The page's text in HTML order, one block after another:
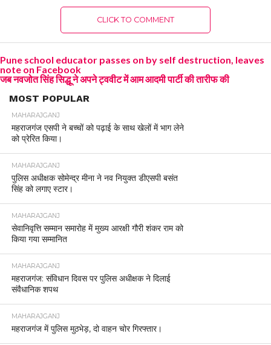
CLICK TO COMMENT
Pune school educator passes on by self destruction, leaves
note on Facebook
जब नवजोत सिंह सिद्धू ने अपने ट्ववीट में आम आदमी पार्टी की तारीफ की
MOST POPULAR
MAHARAJGANJ
महराजगंज एसपी ने बच्चों को पढ़ाई के साथ खेलों में भाग लेने
को प्रेरित किया।
MAHARAJGANJ
पुलिस अधीक्षक सोमेन्द्र मीना ने नव नियुक्त डीएसपी बसंत
सिंह को लगाए स्टार।
MAHARAJGANJ
सेवानिवृत्ति सम्मान समारोह में मुख्य आरक्षी गौरी शंकर राम को
किया गया सम्मानित
MAHARAJGANJ
महराजगंज: संविधान दिवस पर पुलिस अधीक्षक ने दिलाई
संवैधानिक शपथ
MAHARAJGANJ
महराजगंज में पुलिस मुठभेड़, दो वाहन चोर गिरफ्तार।